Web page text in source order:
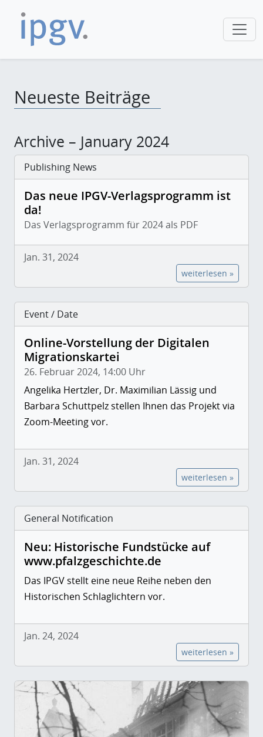
Neueste Beiträge
Archive – January 2024
Publishing News
Das neue IPGV-Verlagsprogramm ist
da!
Das Verlagsprogramm für 2024 als PDF
Jan. 31, 2024
weiterlesen »
Event / Date
Online-Vorstellung der Digitalen
Migrationskartei
26. Februar 2024, 14:00 Uhr
Angelika Hertzler, Dr. Maximilian Lässig und
Barbara Schuttpelz stellen Ihnen das Projekt via
Zoom-Meeting vor.
Jan. 31, 2024
weiterlesen »
General Notification
Neu: Historische Fundstücke auf
www.pfalzgeschichte.de
Das IPGV stellt eine neue Reihe neben den
Historischen Schlaglichtern vor.
Jan. 24, 2024
weiterlesen »